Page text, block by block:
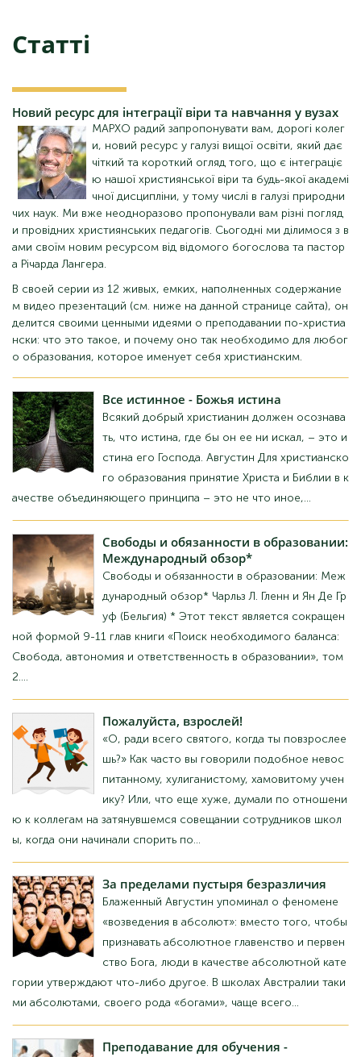
Статті
Новий ресурс для інтеграції віри та навчання у вузах
МАРХО радий запропонувати вам, дорогі колег
и, новий ресурс у галузі вищої освіти, який дає
чіткий та короткий огляд того, що є інтеграціє
ю нашої християнської віри та будь-якої академі
чної дисципліни, у тому числі в галузі природни
чих наук. Ми вже неодноразово пропонували вам різні погляд
и провідних християнських педагогів. Сьогодні ми ділимося з в
ами своїм новим ресурсом від відомого богослова та пастор
а Річарда Лангера.
У своїй серії з 12 живих, ємних, наповнених змістом відео пре
зентацій (див. нижче на даній сторінці сайту), він ділиться свої
ми цінними ідеями про викладання по-християнськи: що це та
ке, і чому воно так необхідне для будь-якої освіти, яка називає
себе християнською.
Все істинне - Божа істина
Будь-який добрий християнин повинен усвідо
млювати, що істина, де б він її не шукав, це іс
тина його Господа. Августин Для християнськ
ої освіти прийняття Христа та Біблії як об'єдн
уючого принципу – це не що інше,...
Свободита обов'язки в освіті:
Міжнародний огляд*
Свободи та обов'язки в освіті: Міжнародний
огляд Чарльз Л. Гленн та Ян Де Груф (Бельгія) *
Цей текст є скороченою формою 9-11 розді
лів книги «Пошук необхідного балансу: Свобода, автономія та
відповідальність в освіті», том 2....
Будь Ласка,доросліший!
«О, заради всього святого, коли ти подоросл
ішаєш?» Як часто ви говорили подібне до нев
ихованого, хуліганістого, хамовитого учня? А
бо, що ще гірше, думали стосовно колег на т
ривалій нараді співробітників школи, коли вони починали спер
ечатися з...
Замежами пустири байдужості
Блаженний Августин згадував про феномен
«зведення в абсолют»: замість того, щоб виз
навати абсолютну першість і першість Бога, л
юди як абсолютну категорію стверджують щ
ось інше. У школах Австралії такими абсолютами, свого роду
«богами», найчастіше...
Викладаннядля навчання - Панування
над часом чи вміле розпорядження?